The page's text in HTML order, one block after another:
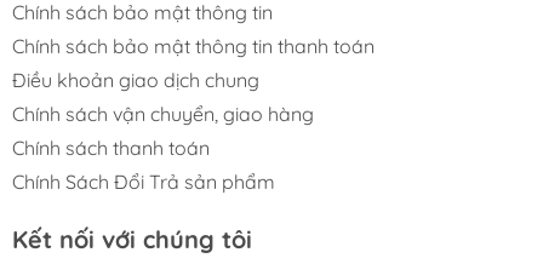
Astral Radiance
Booster Box
🎴 Booster Display Box
Chính Hãng 36 Packs
Mỗi Booster Display Box bao gồm:
Chính sách bảo mật thông tin
Chính sách bảo mật thông tin thanh toán
Điều khoản giao dịch chung
Chính sách vận chuyển, giao hàng
Chính sách thanh toán
Chính Sách Đổi Trả sản phẩm
Kết nối với chúng tôi